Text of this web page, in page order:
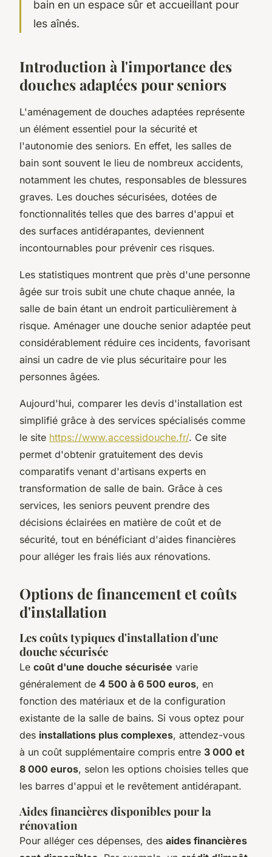
bain en un espace sûr et accueillant pour
les aînés.
Introduction à l'importance des
douches adaptées pour seniors
L'aménagement de douches adaptées représente
un élément essentiel pour la sécurité et
l'autonomie des seniors. En effet, les salles de
bain sont souvent le lieu de nombreux accidents,
notamment les chutes, responsables de blessures
graves. Les douches sécurisées, dotées de
fonctionnalités telles que des barres d'appui et
des surfaces antidérapantes, deviennent
incontournables pour prévenir ces risques.
Les statistiques montrent que près d'une personne
âgée sur trois subit une chute chaque année, la
salle de bain étant un endroit particulièrement à
risque. Aménager une douche senior adaptée peut
considérablement réduire ces incidents, favorisant
ainsi un cadre de vie plus sécuritaire pour les
personnes âgées.
Aujourd'hui, comparer les devis d'installation est
simplifié grâce à des services spécialisés comme
le site https://www.accessidouche.fr/. Ce site
permet d'obtenir gratuitement des devis
comparatifs venant d'artisans experts en
transformation de salle de bain. Grâce à ces
services, les seniors peuvent prendre des
décisions éclairées en matière de coût et de
sécurité, tout en bénéficiant d'aides financières
pour alléger les frais liés aux rénovations.
Options de financement et coûts
d'installation
Les coûts typiques d'installation d'une
douche sécurisée
Le coût d'une douche sécurisée varie
généralement de 4 500 à 6 500 euros, en
fonction des matériaux et de la configuration
existante de la salle de bains. Si vous optez pour
des installations plus complexes, attendez-vous
à un coût supplémentaire compris entre 3 000 et
8 000 euros, selon les options choisies telles que
les barres d'appui et le revêtement antidérapant.
Aides financières disponibles pour la
rénovation
Pour alléger ces dépenses, des aides financières